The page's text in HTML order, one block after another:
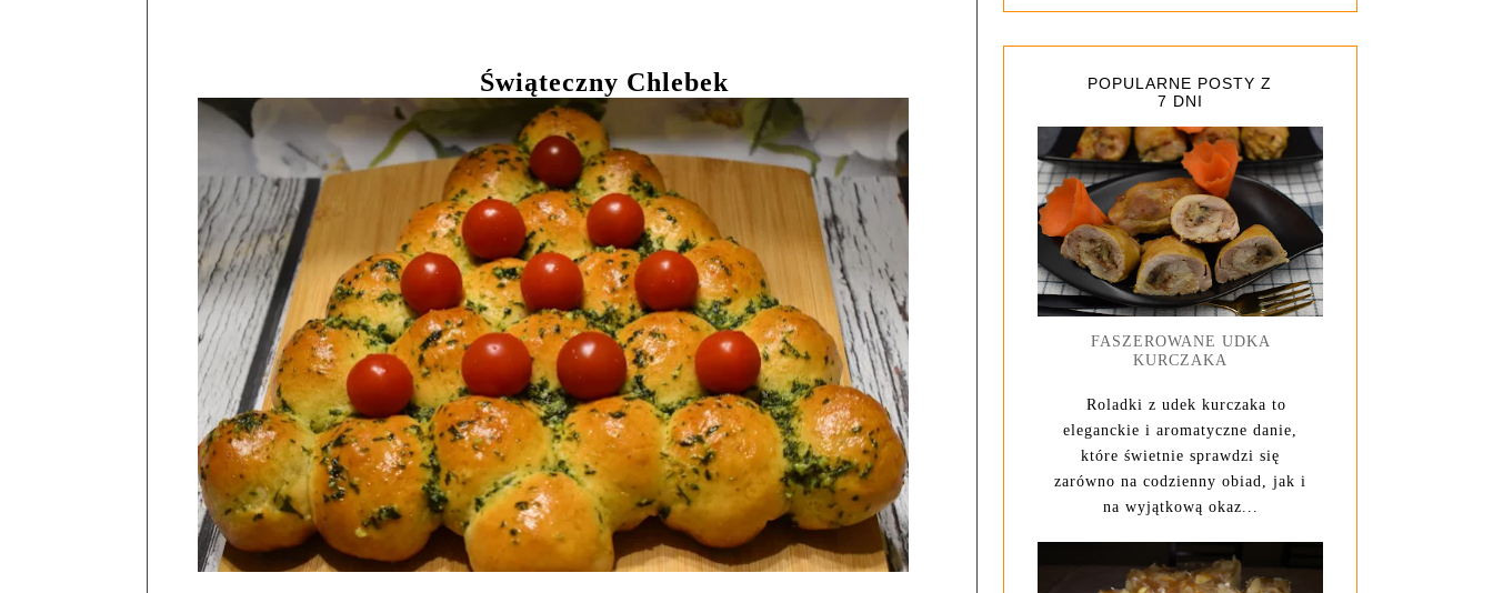
Świąteczny Chlebek
POPULARNE POSTY Z
7 DNI
FASZEROWANE UDKA
KURCZAKA
Roladki z udek kurczaka to
eleganckie i aromatyczne danie,
które świetnie sprawdzi się
zarówno na codzienny obiad, jak i
na wyjątkową okaz...